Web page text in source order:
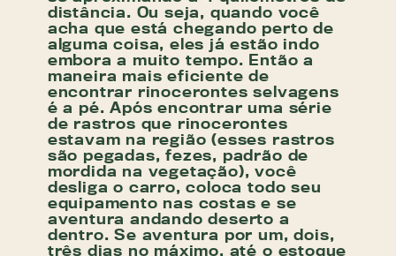
distância. Ou seja, quando você
acha que está chegando perto de
alguma coisa, eles já estão indo
embora a muito tempo. Então a
maneira mais eficiente de
encontrar rinocerontes selvagens
é a pé. Após encontrar uma série
de rastros que rinocerontes
estavam na região (esses rastros
são pegadas, fezes, padrão de
mordida na vegetação), você
desliga o carro, coloca todo seu
equipamento nas costas e se
aventura andando deserto a
dentro. Se aventura por um, dois,
três dias no máximo, até o estoque